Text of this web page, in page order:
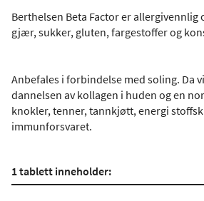
Berthelsen Beta Factor er allergivennlig
gjær, sukker, gluten, fargestoffer og
Anbefales i forbindelse med soling. Da
dannelsen av kollagen i huden og en
knokler, tenner, tannkjøtt, energi
immunforsvaret.
1 tablett inneholder: